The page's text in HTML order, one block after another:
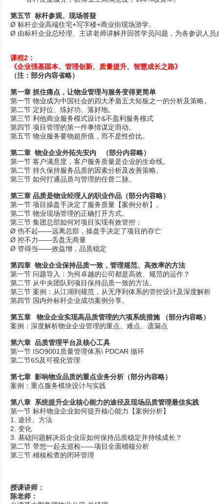
第五节 标杆参观、现场答疑
Ø 标杆企业高端住宅+写字楼+商业街现场游学。
Ø 由标杆企业总经理、主讲老师讲解并回答学员问题，为各参训人员
课程2：
《企业强基固本、管理创新、质量提升、智慧成长之路》
（注：部分内容省略）
第一章 抓住痛点，让物业管理与服务变得更简单
第一节 物业成为中国社会的四大矛盾五大短板之一的分析及策略。
第二节 定好位、练好功、落好地。
第三节 利他商业服务模式设计&不盈利服务模式
第四节 项目管理的第一件事情谋定而动。
第五节 物业服务要物超所值，而不是性价比。
第二章 物业企业外拓先安内
（部分内容略）
第一节 客户满意度，客户服务质量是企业的生命线。
第二节 持久保持服务品质的因素分析及改善策略。
第三节 如何打通品质与管理的任督二脉。
第三章 品质是物业经理人的职业作品 （部分内容略）
第一节 项目操盘手决定了服务质量【案例分析】。
第二节 物业现场管理的正确打开方式。
第三节 集团总部如何对项目实现有效管控：
Ø 伤不起——远离总部，操盘手决定了项目的存亡
Ø 控不力——丢盘无商量
Ø 管得当——效益增，品质稳定
第四章 物业企业保持品质一致，管理规范、高效率的方法
第一节 问题导入：为何卓越的公司都是高效、规范的运作？
第二节 从中央团队到项目保持品质一致的方法。
第三节 案例：从江湖到规范，从无序到体系的管控设计及深度解析
第四节 国内外标杆企业成功案例分享。
第五章 物业企业实现高品质管理的六项系统措施
（部分内容略）
案例：深度解析物业企业管理的重点、难点、遗漏点
第六章 品质管理平台及核心工具
第一节 ISO9001质量管理体系\ PDCAR 循环
第二节6S及可视化管理
第七章 影响物业品质的重点业务分析 （部分内容略）
案例：重点服务模块设计与实践
第八章 系统提升企业核心能力的途径及现场品质管理最佳实践
第一节 标杆物业企业如何提升核心能力【案例分析】
1. 途径、方法
2. 变化
3. 基础问题解决后企业应如何保持品质稳定并持续成长？
第二节 带您一起去巡检——项目全面稽核分析
第三节 稽核检查的闭环管理
授课讲师：
陈老师：